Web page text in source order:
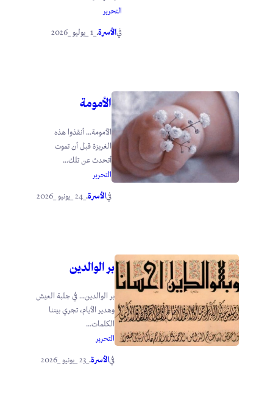
التحرير
فيالأسرة.
الأمومة
الأمومة… أنقذوا هذه
الغريزة قبل أن تموت
أتحدث عن تلك...
التحرير
فيالأسرة.
بر الوالدين
بر الوالدين… في جلبة العيش
وهدير الأيام، تجري بيننا
الكلمات...
التحرير
فيالأسرة.